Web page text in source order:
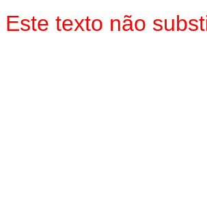
Este texto não